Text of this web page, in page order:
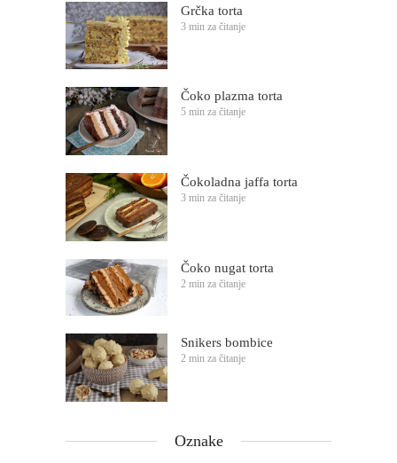
Grčka torta
3 min za čitanje
Čoko plazma torta
5 min za čitanje
Čokoladna jaffa torta
3 min za čitanje
Čoko nugat torta
2 min za čitanje
Snikers bombice
2 min za čitanje
Oznake